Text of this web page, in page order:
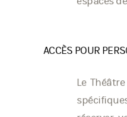
espaces
ACCÈS POUR
Le